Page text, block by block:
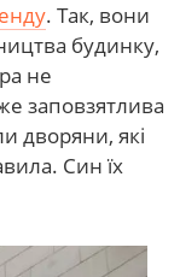
. Так, вони
будинку,
не
заповзятлива
дворяни, які
Син їх